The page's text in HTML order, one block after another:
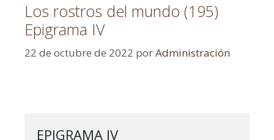
Los rostros del mundo (195)
Epigrama IV
22 de octubre de 2022 porAdministración
EPIGRAMA IV